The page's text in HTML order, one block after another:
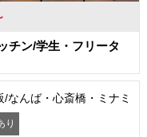
チン/学生・フリータ
/なんば・心斎橋・ミナミ
り